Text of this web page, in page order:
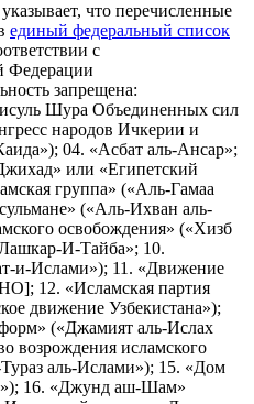
что перечисленные
единый федеральный список
с
Федерации
запрещена:
Шура Объединенных сил
народов Ичкерии и
04. «Асбат аль-Ансар»;
или «Египетский
группа» («Аль-Гамаа
(«Аль-Ихван аль-
освобождения» («Хизб
И-Тайба»; 10.
и-Ислами»); 11. «Движение
12. «Исламская партия
движение Узбекистана»);
(«Джамият аль-Ислах
возрождения исламского
аль-Ислами»); 15. «Дом
16. «Джунд аш-Шам»